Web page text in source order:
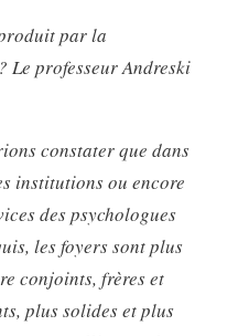
par la
Le professeur Andreski
constater que dans
institutions ou encore
des psychologues
les foyers sont plus
conjoints, frères et
plus solides et plus